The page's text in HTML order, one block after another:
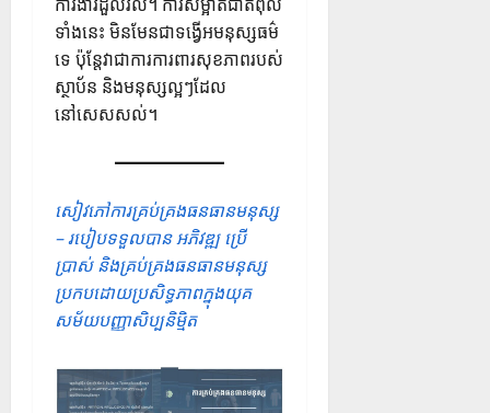
ទាំងនេះ មិនមែនជាទង្វើអមនុស្សធម៌
ទេ ប៉ុន្តែវាជាការការពារសុខភាពរបស់
ស្ថាប័ន និងមនុស្សល្អៗដែល
នៅសេសសល់។
សៀវភៅការគ្រប់គ្រងធនធានមនុស្ស
– របៀបទទួលបាន អភិវឌ្ឍ ប្រើ
ប្រាស់ និងគ្រប់គ្រងធនធានមនុស្ស
ប្រកបដោយប្រសិទ្ធភាពក្នុងយុគ
សម័យបញ្ញាសិប្បនិម្មិត